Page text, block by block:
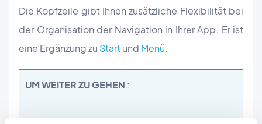
Die Kopfzeile gibt Ihnen zusätzliche Flexibilität bei
der Organisation der Navigation in Ihrer App. Er ist
eine Ergänzung zu Startund Menü.
UM WEITER ZU GEHEN :